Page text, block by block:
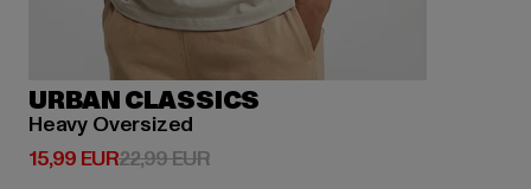
URBAN CLASSICS
Heavy Oversized
15,99 EUR
Derzeitiger Preis: 15,99 EUR
22,99 EURAktionspreis: 22,99 EUR